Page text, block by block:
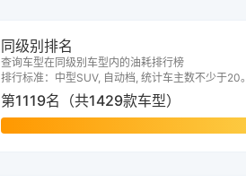
同级别排名
查询车型在同级别车型内的油耗排行榜
排行标准：中型SUV, 自动档, 统计车主数不少于20。
第1119名（共1429款车型）